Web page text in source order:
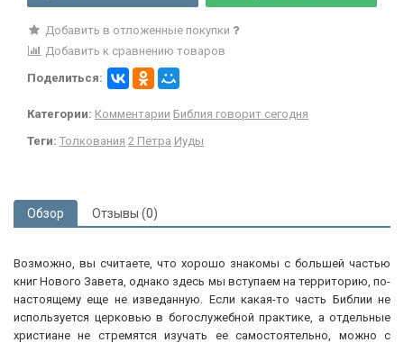
Добавить в отложенные покупки
Добавить к сравнению товаров
Поделиться:
Категории: Комментарии Библия говорит сегодня
Теги: Толкования 2 Петра Иуды
Обзор Отзывы (0)
Возможно, вы считаете, что хорошо знакомы с большей частью
книг Нового Завета, однако здесь мы вступаем на территорию, по-
настоящему еще не изведанную. Если какая-то часть Библии не
используется церковью в богослужебной практике, а отдельные
христиане не стремятся изучать ее самостоятельно, можно с